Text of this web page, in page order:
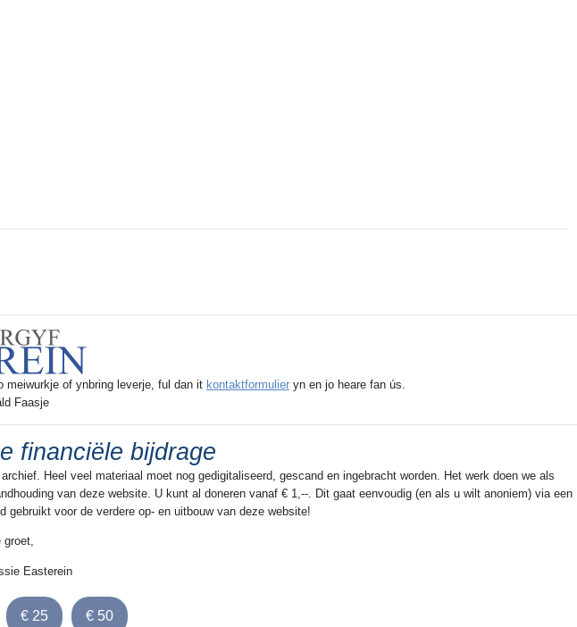
meiwurkje of ynbring leverje, ful dan it kontaktformulier yn en jo heare fan ús.
financiële bijdrage
Heel veel materiaal moet nog gedigitaliseerd, gescand en ingebracht worden. Het werk doen we als
van deze website. U kunt al doneren vanaf € 1,--. Dit gaat eenvoudig (en als u wilt anoniem) via een
gebruikt voor de verdere op- en uitbouw van deze website!
groet,
Easterein